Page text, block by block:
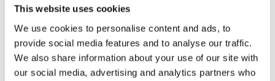
This website uses cookies
We use cookies to personalise content and ads, to
provide social media features and to analyse our traffic.
We also share information about your use of our site with
our social media, advertising and analytics partners who
EXOcompactVido sono i nuovi modelli
Regin di controllori liberamente
programmabili per varie applicazioni e
intregazione in sistemi.